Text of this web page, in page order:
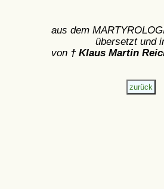
aus dem
übersetzt und
von † Klaus Martin